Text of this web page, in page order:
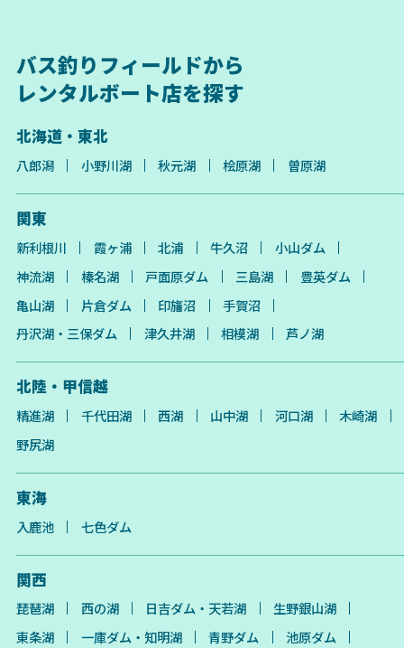
バス釣りフィールドから
レンタルボート店を探す
北海道・東北
八郎潟 小野川湖 秋元湖 桧原湖 曽原湖
関東
新利根川 霞ヶ浦 北浦 牛久沼
小山ダム
神流湖
榛名湖 戸面原ダム 三島湖
豊英ダム
亀山湖
片倉ダム 印旛沼
手賀沼
丹沢湖・三保ダム
津久井湖 相模湖 芦ノ湖
北陸・甲信越
精進湖 千代田湖 西湖 山中湖 河口湖
木崎湖
野尻湖
東海
入鹿池 七色ダム
関西
琵琶湖 西の湖 日吉ダム・天若湖
生野銀山湖
東条湖
一庫ダム・知明湖 青野ダム
池原ダム